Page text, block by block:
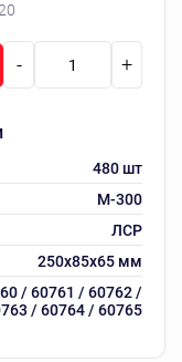
480 шт
М-300
ЛСР
250х85х65 мм
/ 60761 / 60762 /
/ 60764 / 60765
- +